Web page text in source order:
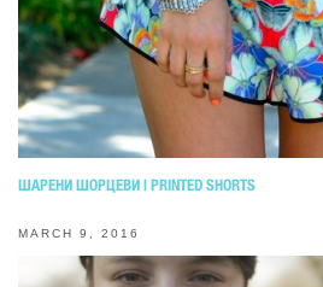
ШАРЕНИ ШОРЦЕВИ | PRINTED SHORTS
MARCH 9, 2016